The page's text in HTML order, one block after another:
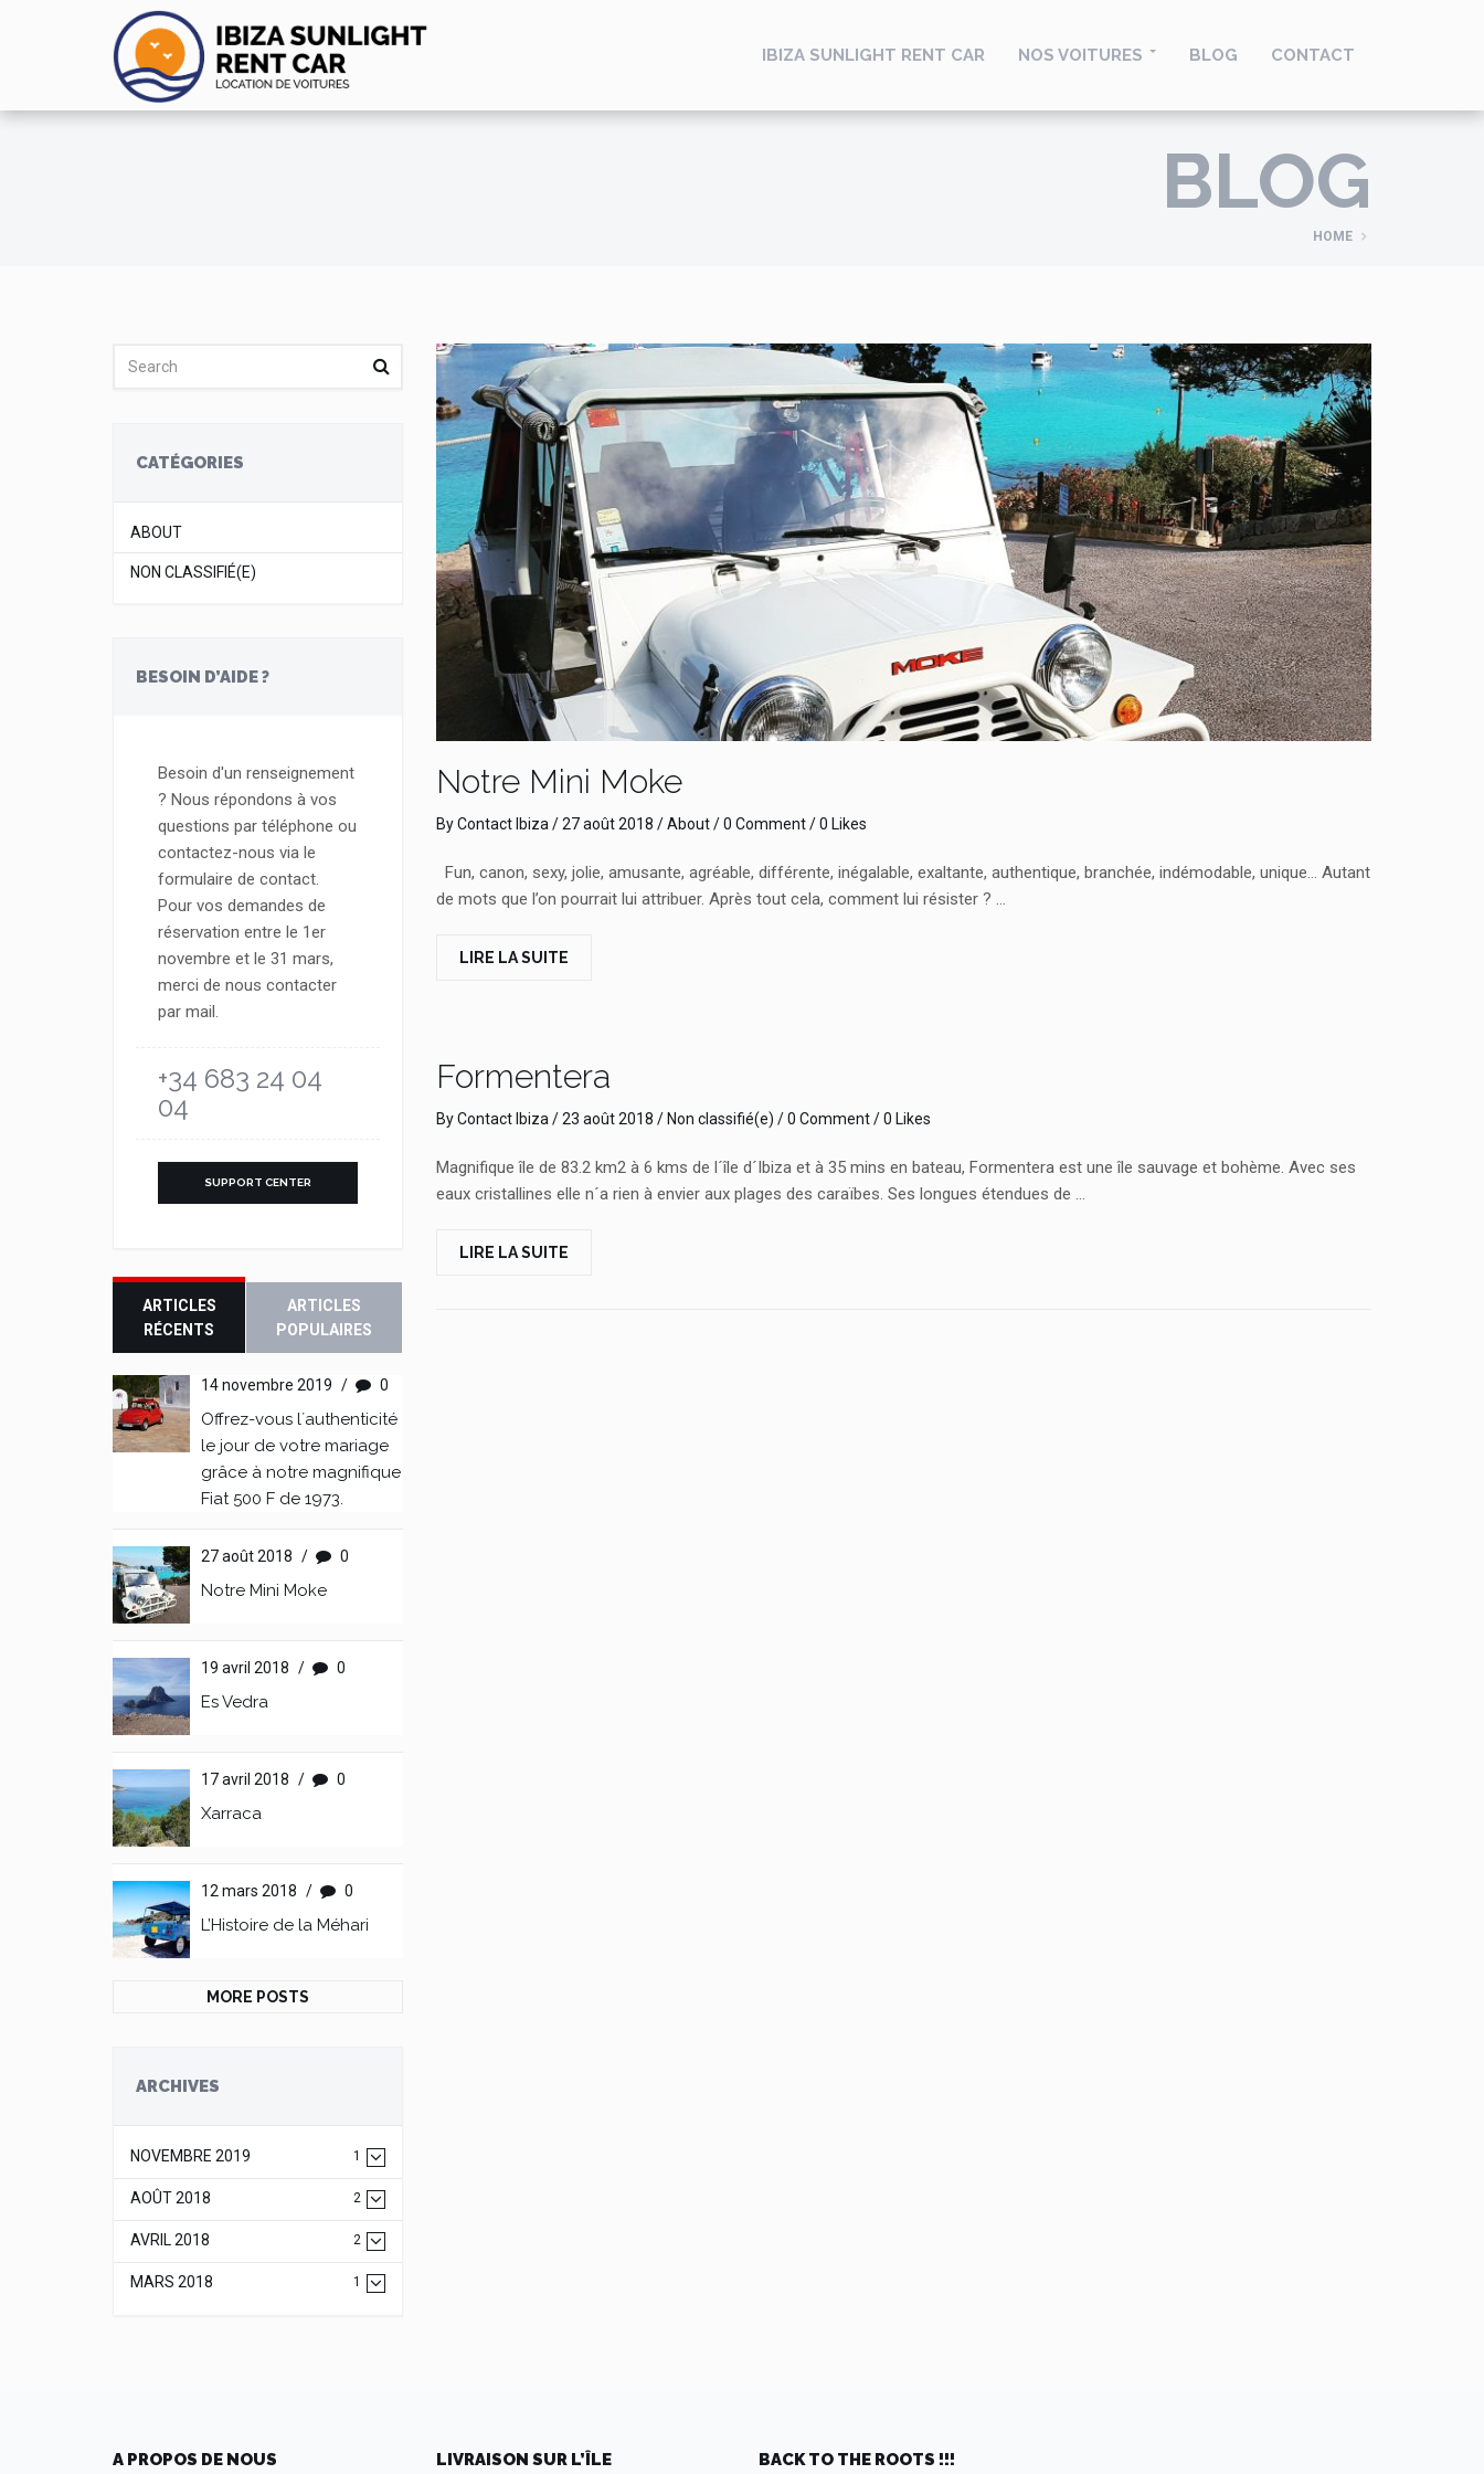
IBIZA SUNLIGHT RENT CAR NOS VOITURES BLOG CONTACT
BLOG
HOME
CATÉGORIES
ABOUT
NON CLASSIFIÉ(E)
BESOIN D’AIDE ?
Besoin d'un renseignement
? Nous répondons à vos
questions par téléphone ou
contactez-nous via le
formulaire de contact.
Pour vos demandes de
réservation entre le 1er
novembre et le 31 mars,
merci de nous contacter
par mail.
+34 683 24 04
04
SUPPORT CENTER
ARTICLES
RÉCENTS
ARTICLES
POPULAIRES
14 novembre 2019 / 0
Offrez-vous l´authenticité
le jour de votre mariage
grâce à notre magnifique
Fiat 500 F de 1973.
27 août 2018 / 0
Notre Mini Moke
19 avril 2018 / 0
Es Vedra
17 avril 2018 / 0
Xarraca
12 mars 2018 / 0
L’Histoire de la Méhari
MORE POSTS
ARCHIVES
NOVEMBRE 2019 1
AOÛT 2018 2
AVRIL 2018 2
MARS 2018 1
Notre Mini Moke
ByContact Ibiza/27 août 2018 /About/0 Comment/ 0 Likes
Fun, canon, sexy, jolie, amusante, agréable, différente, inégalable, exaltante, authentique, branchée, indémodable, unique… Autant
de mots que l’on pourrait lui attribuer. Après tout cela, comment lui résister ? …
LIRE LA SUITE
Formentera
ByContact Ibiza/23 août 2018 / Non classifié(e) /0 Comment/ 0 Likes
Magnifique île de 83.2 km2 à 6 kms de l´île d´Ibiza et à 35 mins en bateau, Formentera est une île sauvage et bohème. Avec ses
eaux cristallines elle n´a rien à envier aux plages des caraïbes. Ses longues étendues de …
LIRE LA SUITE
A PROPOS DE NOUS LIVRAISON SUR L’ÎLE BACK TO THE ROOTS !!!